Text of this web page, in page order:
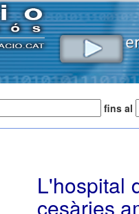
fins al
L'hospital
cesàries